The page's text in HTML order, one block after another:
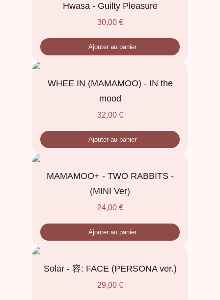
Hwasa - Guilty Pleasure
30,00 €
Ajouter au panier
WHEE IN (MAMAMOO) - IN the
mood
32,00 €
Ajouter au panier
MAMAMOO+ - TWO RABBITS -
(MINI Ver)
24,00 €
Ajouter au panier
Solar - 容: FACE (PERSONA ver.)
29,00 €